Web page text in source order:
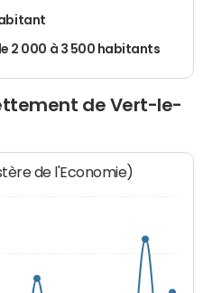
2 000 à 3 500 habitants
de Vert-le-
de l'Economie)